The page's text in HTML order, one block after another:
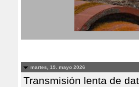
martes, 19. mayo 2026
Transmisión lenta de